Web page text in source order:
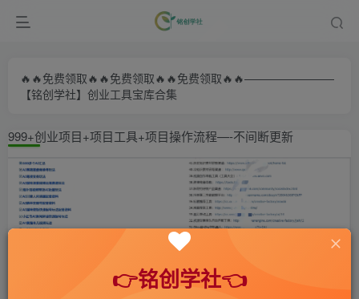
🔥🔥免费领取🔥🔥免费领取🔥🔥免费领取🔥🔥————————
【铭创学社】创业工具宝库合集
999+创业项目+项目工具+项目操作流程—-不间断更新
👉铭创学社👈